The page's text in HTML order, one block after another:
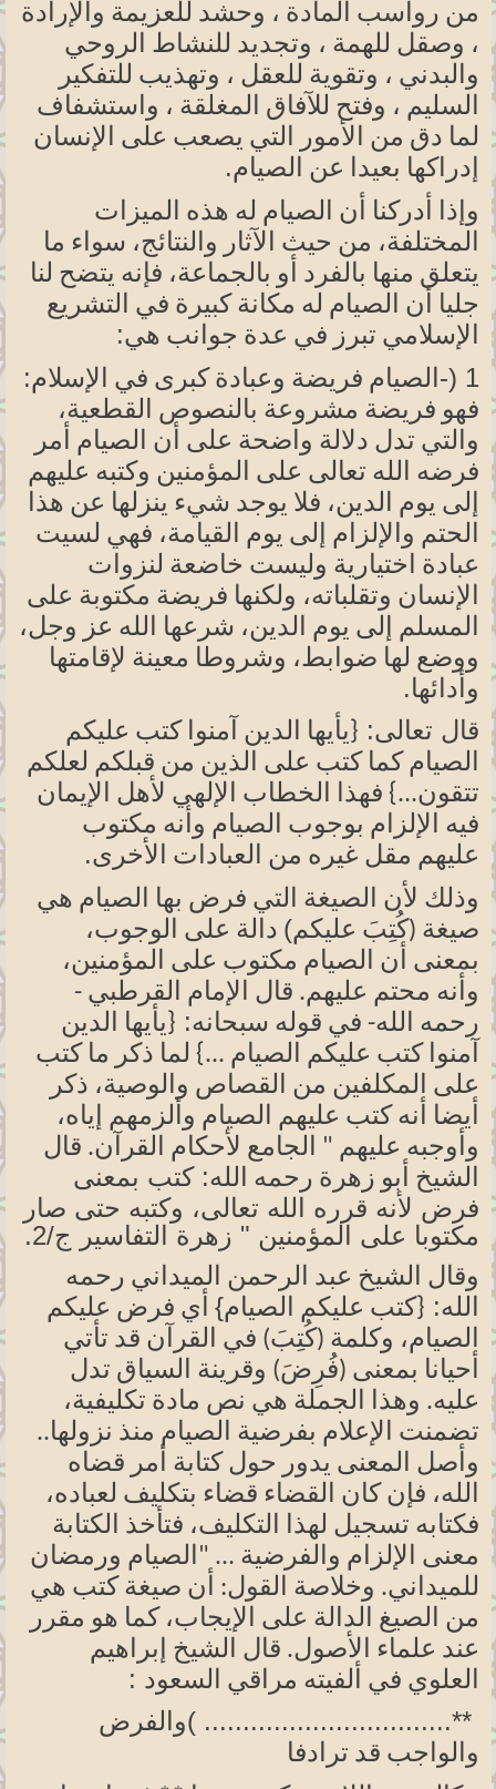
من رواسب المادة ، وحشد للعزيمة والإرادة
، وصقل للهمة ، وتجديد للنشاط الروحي
والبدني ، وتقوية للعقل ، وتهذيب للتفكير
السليم ، وفتح للآفاق المغلقة ، واستشفاف
لما دق من الأمور التي يصعب على الإنسان
إدراكها بعيدا عن الصيام.
وإذا أدركنا أن الصيام له هذه الميزات
المختلفة، من حيث الآثار والنتائج، سواء ما
يتعلق منها بالفرد أو بالجماعة، فإنه يتضح لنا
جليا أن الصيام له مكانة كبيرة في التشريع
الإسلامي تبرز في عدة جوانب هي:
1
-) الصيام فريضة وعبادة كبرى في الإسلام:
فهو فريضة مشروعة بالنصوص
القطعية،
والتي تدل دلالة واضحة على أن الصيام أمر
فرضه الله تعالى على المؤمنين وكتبه عليهم
إلى يوم الدين، فلا يوجد شيء ينزلها عن هذا
الحتم والإلزام إلى يوم القيامة، فهي لسيت
عبادة اختيارية وليست خاضعة لنزوات
الإنسان وتقلباته، ولكنها فريضة مكتوبة على
المسلم إلى يوم
الدين، شرعها الله عز وجل،
ووضع لها ضوابط، وشروطا معينة لإقامتها
وأدائها.
قال تعالى: {يأيها الدين آمنوا كتب عليكم
الصيام كما كتب على الذين من قبلكم لعلكم
تتقون...} فهذا الخطاب الإلهي لأهل الإيمان
فيه الإلزام بوجوب الصيام وأنه مكتوب
عليهم مقل غيره من العبادات الأخرى.
وذلك لأن الصيغة التي فرض بها الصيام هي
صيغة (كُتِبَ عليكم) دالة على الوجوب،
بمعنى أن الصيام مكتوب على المؤمنين،
وأنه محتم عليهم. قال الإمام القرطبي -
رحمه الله- في قوله سبحانه: {يأيها الدين
آمنوا كتب عليكم الصيام ...} لما ذكر ما كتب
على المكلفين من القصاص والوصية، ذكر
أيضا أنه كتب عليهم الصيام وألزمهم إياه،
وأوجبه عليهم " الجامع لأحكام القرآن. قال
الشيخ أبو زهرة رحمه
الله: كتب بمعنى
فرض لأنه قرره الله تعالى، وكتبه حتى صار
مكتوبا على المؤمنين " زهرة التفاسير ج/2 .
وقال الشيخ عبد الرحمن الميداني رحمه
الله: {كتب عليكم الصيام} أي فرض عليكم
الصيام، وكلمة (كُتِبَ) في القرآن قد تأتي
أحيانا بمعنى (فُرِضَ) وقرينة السياق تدل
عليه. وهذا الجملة هي نص مادة تكليفية،
تضمنت الإعلام بفرضية الصيام منذ نزولها..
وأصل المعنى يدور حول كتابة أمر قضاه
الله، فإن كان القضاء قضاء بتكليف لعباده،
فكتابه تسجيل لهذا التكليف، فتأخذ الكتابة
معنى الإلزام والفرضية ... "الصيام ورمضان
للميداني. وخلاصة القول: أن صيغة كتب هي
من الصيغ الدالة على الإيجاب، كما هو مقرر
عند علماء الأصول. قال الشيخ إبراهيم
العلوي في ألفيته مراقي
السعود :
( ................................**والفرض
والواجب قد ترادفا